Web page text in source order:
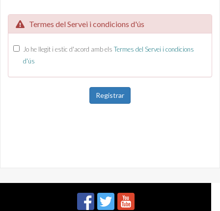
Termes del Servei i condicions d'ús
Jo he llegit i estic d'acord amb els Termes del Servei i condicions
d'ús